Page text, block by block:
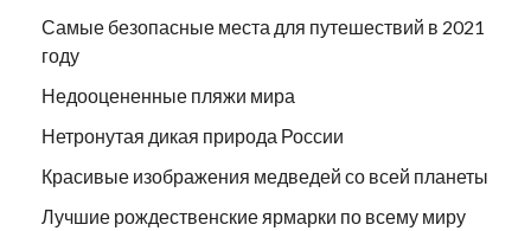
Самые безопасные места для путешествий в 2021
году
Недооцененные пляжи мира
Нетронутая дикая природа России
Красивые изображения медведей со всей планеты
Лучшие рождественские ярмарки по всему миру